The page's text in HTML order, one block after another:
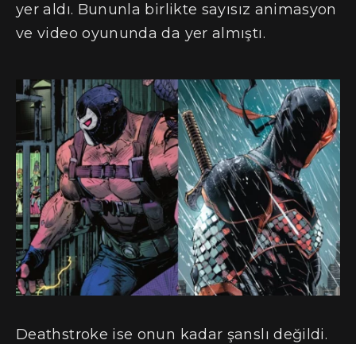
yer aldı. Bununla birlikte sayısız animasyon
ve video oyununda da yer almıştı.
Deathstroke ise onun kadar şanslı değildi.